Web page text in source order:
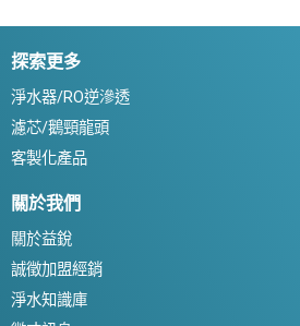
探索更多
淨水器/RO逆滲透
濾芯/鵝頸龍頭
客製化產品
關於我們
關於益銳
誠徵加盟經銷
淨水知識庫